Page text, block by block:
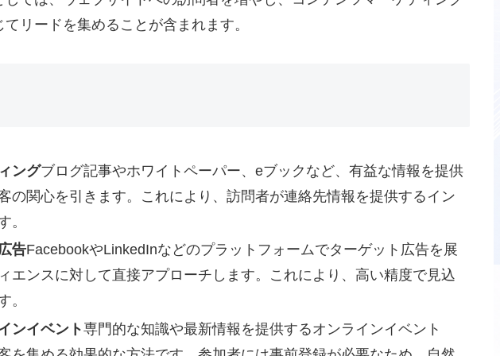
リードを集めることが含まれます。
ングブログ記事やホワイトペーパー、eブックなど、有益な情報を提供
の関心を引きます。これにより、訪問者が連絡先情報を提供するイン
。
告FacebookやLinkedInなどのプラットフォームでターゲット広告を展
エンスに対して直接アプローチします。これにより、高い精度で見込
。
ンイベント専門的な知識や最新情報を提供するオンラインイベント